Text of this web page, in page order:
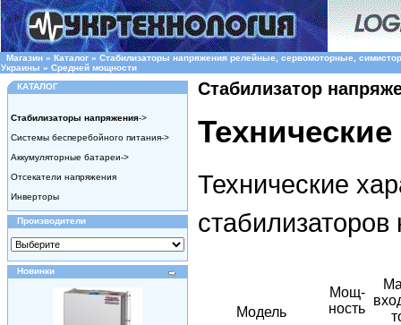
Магазин » Каталог » Стабилизаторы напряжения релейные, сервомоторные,
Украины » Cредней мощности
КАТАЛОГ
Стабилизаторы напряжения->
Системы бесперебойного питания->
Аккумуляторные батареи->
Отсекатели напряжения
Инверторы
Производители
Новинки
Cтабилизатор
Технические
Модель
Мощ-
ность